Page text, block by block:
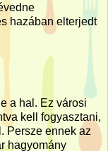
hazában elterjedt
a hal. Ez városi
kell fogyasztani,
Persze ennek az
hagyomány